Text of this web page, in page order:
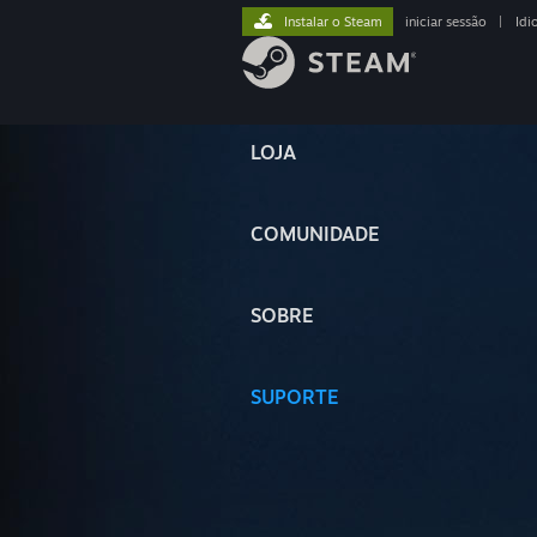
LOJA
COMUNIDADE
SOBRE
SUPORTE
Instalar o Steam iniciar sessão